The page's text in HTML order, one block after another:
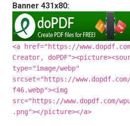
Banner 431x80:
<a href="https://
Creator,
type="image/webp"
srcset="https://www.dopdf.com/
f46.webp"><img
src="https://www.dopdf.com/
.png"></picture></a>